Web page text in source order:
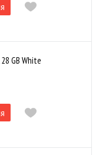
GB White